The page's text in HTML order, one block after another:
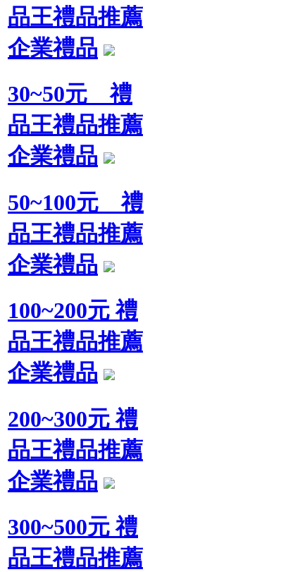
品王禮品推薦
企業禮品
30~50元 禮
品王禮品推薦
企業禮品
50~100元 禮
品王禮品推薦
企業禮品
100~200元 禮
品王禮品推薦
企業禮品
200~300元 禮
品王禮品推薦
企業禮品
300~500元 禮
品王禮品推薦